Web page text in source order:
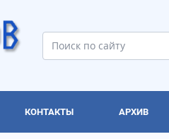
КОНТАКТЫ АРХИВ